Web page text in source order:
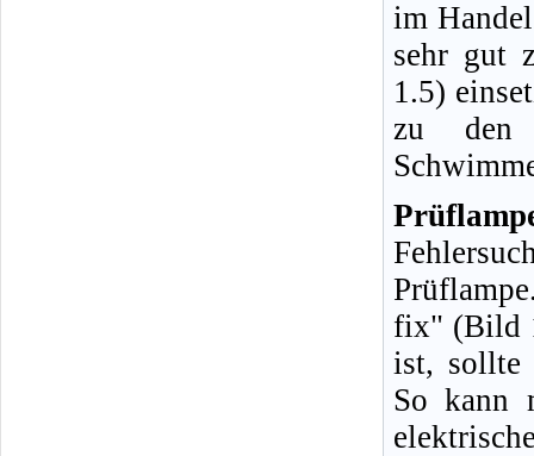
im
sehr gut
1.5)
zu den
fix" (Bild
ist, sollte
So kann